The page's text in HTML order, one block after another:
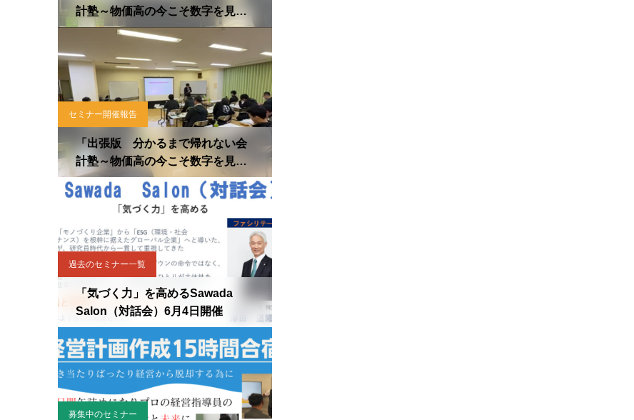
計塾～物価高の今こそ数字を見直
せ～」第2講目開催！
セミナー開催報告
「出張版 分かるまで帰れない会
計塾～物価高の今こそ数字を見直
せ～」開催！〈2026.3.25〉
過去のセミナー一覧
「気づく力」を高めるSawada
Salon（対話会）6月4日開催
募集中のセミナー